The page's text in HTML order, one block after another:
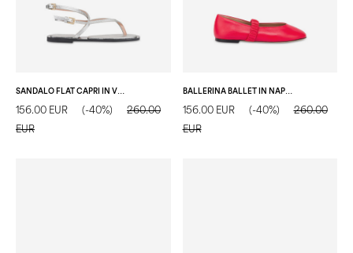
SANDALO FLAT CAPRI IN VITELLO ARGENTO
156.00 EUR (-40%)
260.00
EUR
BALLERINA BALLET IN NAPPA FIAMMA
156.00 EUR (-40%)
260.00
EUR